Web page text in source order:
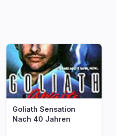
Goliath Sensation
Nach 40 Jahren